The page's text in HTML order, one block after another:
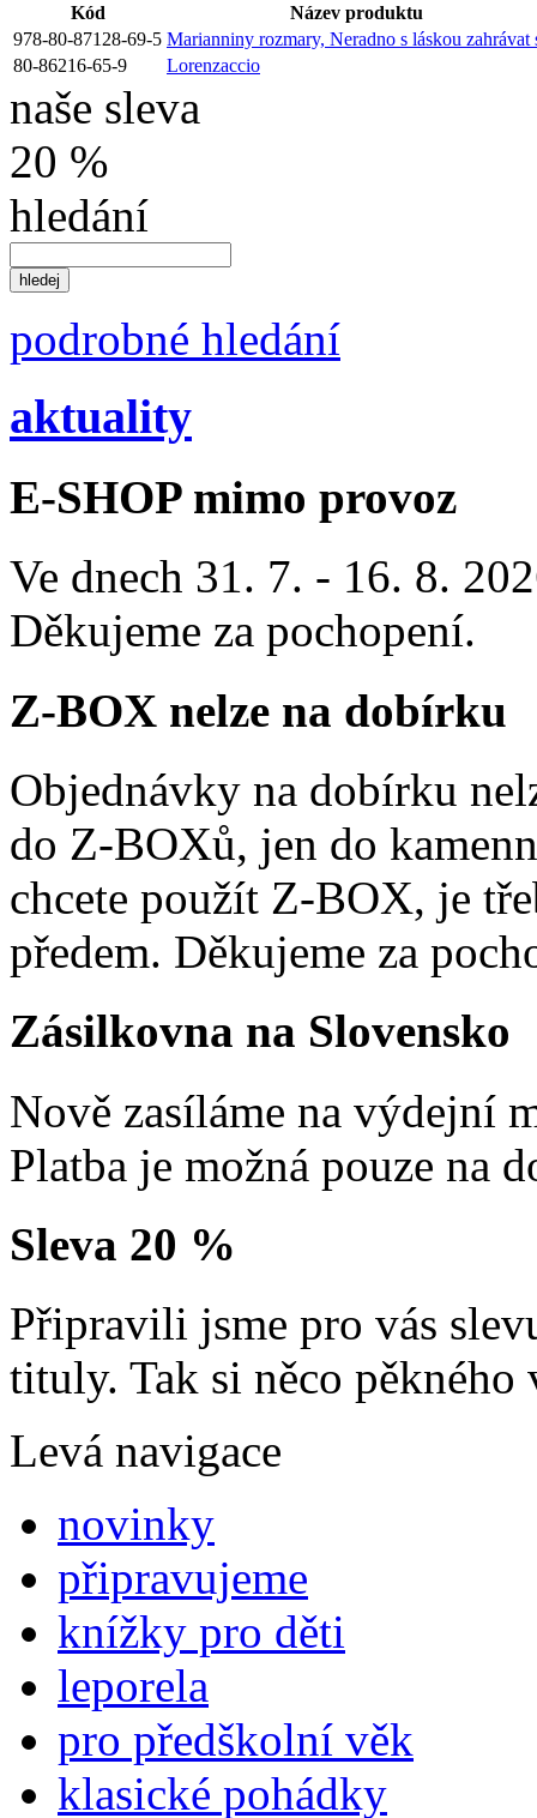
Kód
Název produktu
978-80-87128-69-5 Marianniny rozmary, Neradno s láskou zahrávat
80-86216-65-9
Lorenzaccio
naše sleva
20 %
hledání
podrobné hledání
aktuality
E-SHOP mimo provoz
Ve dnech 31. 7. - 16. 8.
Děkujeme za pochopení.
Z-BOX nelze na dobírku
Objednávky na dobírku
do Z-BOXů, jen do
chcete použít Z-BOX, je
předem. Děkujeme za
Zásilkovna na Slovensko
Nově zasíláme na výdejní
Platba je možná pouze na
Sleva 20 %
Připravili jsme pro vás
tituly. Tak si něco pěkného
Levá navigace
novinky
připravujeme
knížky pro děti
leporela
pro předškolní věk
klasické pohádky